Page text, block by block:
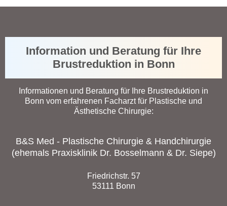
Information und Beratung für Ihre
Brustreduktion in Bonn
Informationen und Beratung für Ihre Brustreduktion in
Bonn vom erfahrenen Facharzt für Plastische und
Ästhetische Chirurgie:
B&S Med - Plastische Chirurgie & Handchirurgie
(ehemals Praxisklinik Dr. Bosselmann & Dr. Siepe)
Friedrichstr. 57
53111 Bonn